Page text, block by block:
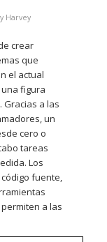
Harvey
crear
que
el actual
figura
a las
un
cero o
tareas
Los
fuente,
a las